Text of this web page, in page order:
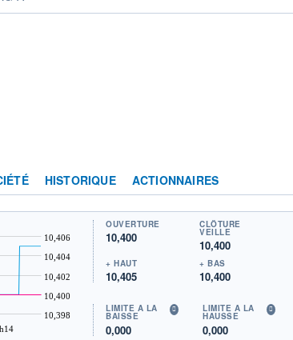
HISTORIQUE ACTIONNAIRES
10,398
10,400
10,402
10,404
10,406
OUVERTURE
10,400
CLÔTURE
VEILLE
10,400
+ HAUT
10,405
+ BAS
10,400
LIMITE À LA
BAISSE
0,000
LIMITE À LA
HAUSSE
0,000